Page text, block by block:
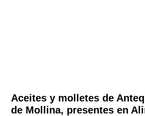
Aceites y molletes de
de Mollina, presentes en